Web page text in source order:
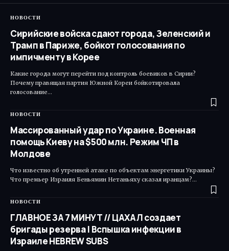
НОВОСТИ
Сирийские войска сдают города, Зеленский и
Трамп в Париже, бойкот голосования по
импичменту в Корее
Какие города могут перейти под контроль боевиков в Сирии?
Почему правящая партия Южной Кореи бойкотировала
голосование…
НОВОСТИ
Массированный удар по Украине. Военная
помощь Киеву на $500 млн. Режим ЧП в
Молдове
Что известно об утренней атаке по объектам энергетики Украины?
Что премьер Израиля Беньямин Нетаньяху сказал иранцам?…
НОВОСТИ
ГЛАВНОЕ ЗА 7 МИНУТ // ЦАХАЛ создает
бригады резерва | Вспышка инфекции в
Израиле HEBREW SUBS